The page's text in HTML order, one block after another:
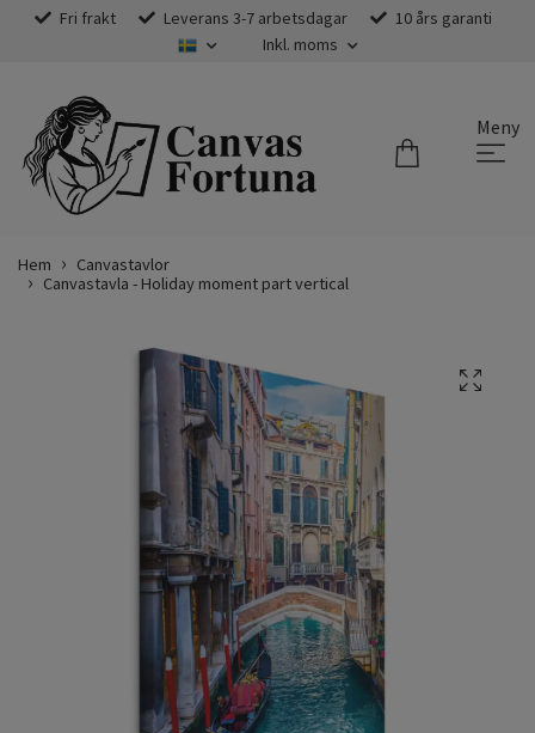
Fri frakt Leverans 3-7 arbetsdagar
10 års garanti
Inkl. moms
Meny
Hem
Canvastavlor
Canvastavla - Holiday moment part vertical